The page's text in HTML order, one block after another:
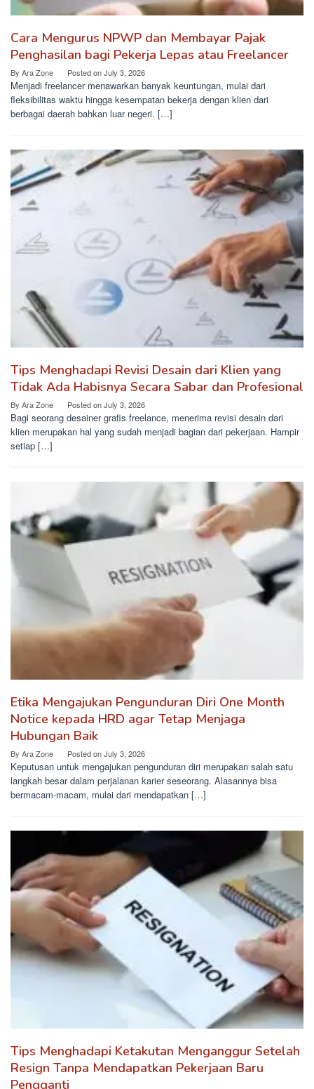
Cara Mengurus NPWP dan Membayar Pajak
Penghasilan bagi Pekerja Lepas atau Freelancer
By Ara Zone Posted onJuly 3, 2026
Menjadi freelancer menawarkan banyak keuntungan, mulai dari
fleksibilitas waktu hingga kesempatan bekerja dengan klien dari
berbagai daerah bahkan luar negeri. […]
Tips Menghadapi Revisi Desain dari Klien yang
Tidak Ada Habisnya Secara Sabar dan Profesional
By Ara Zone Posted onJuly 3, 2026
Bagi seorang desainer grafis freelance, menerima revisi desain dari
klien merupakan hal yang sudah menjadi bagian dari pekerjaan. Hampir
setiap […]
Etika Mengajukan Pengunduran Diri One Month
Notice kepada HRD agar Tetap Menjaga
Hubungan Baik
By Ara Zone Posted onJuly 3, 2026
Keputusan untuk mengajukan pengunduran diri merupakan salah satu
langkah besar dalam perjalanan karier seseorang. Alasannya bisa
bermacam-macam, mulai dari mendapatkan […]
Tips Menghadapi Ketakutan Menganggur Setelah
Resign Tanpa Mendapatkan Pekerjaan Baru
Pengganti